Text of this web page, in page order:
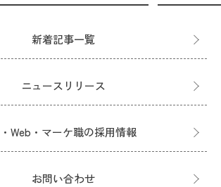
新着記事一覧
ニュースリリース
Web・マーケ職の採用情報
お問い合わせ